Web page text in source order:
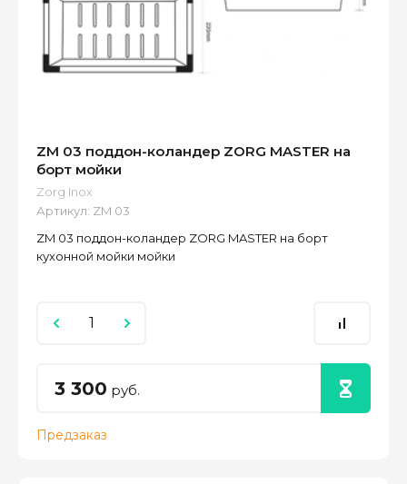
ZM 03 поддон-коландер ZORG MASTER на
борт мойки
Zorg Inox
Артикул: ZM 03
ZM 03 поддон-коландер ZORG MASTER на борт
кухонной мойки мойки
3 300 руб.
Предзаказ